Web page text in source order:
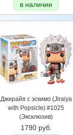
в наличии
Джирайя с эскимо (Jiraiya
with Popsicle) #1025
(Эксклюзив)
1790 руб.